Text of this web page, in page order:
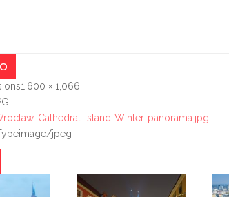
1,600 × 1,066
Cathedral-Island-Winter-panorama.jpg
image/jpeg